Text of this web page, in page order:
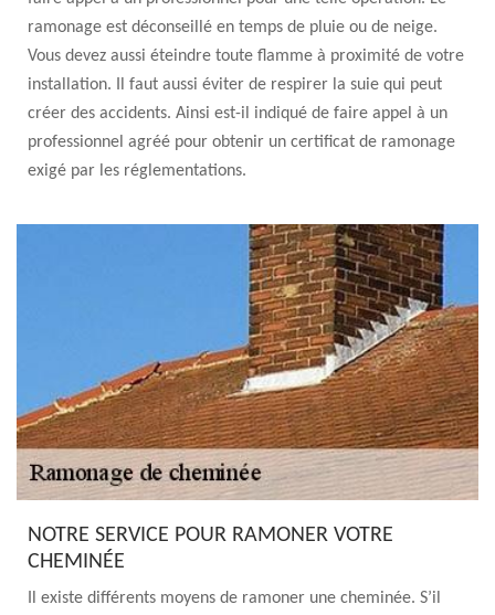
ramonage est déconseillé en temps de pluie ou de neige.
Vous devez aussi éteindre toute flamme à proximité de votre
installation. Il faut aussi éviter de respirer la suie qui peut
créer des accidents. Ainsi est-il indiqué de faire appel à un
professionnel agréé pour obtenir un certificat de ramonage
exigé par les réglementations.
NOTRE SERVICE POUR RAMONER VOTRE
CHEMINÉE
Il existe différents moyens de ramoner une cheminée. S’il